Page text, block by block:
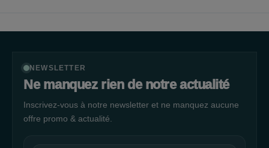
NEWSLETTER
Ne manquez rien de notre actualité
Inscrivez-vous à notre newsletter et ne manquez aucune
offre promo & actualité.